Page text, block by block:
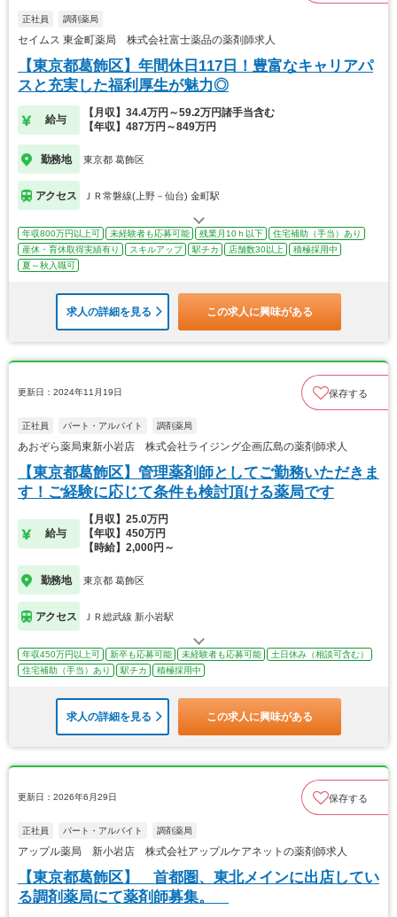
正社員 調剤薬局
セイムス 東金町薬局 株式会社富士薬品の薬剤師求人
【東京都葛飾区】年間休日117日！豊富なキャリアパ
スと充実した福利厚生が魅力◎
給与
【月収】34.4万円～59.2万円諸手当含む
【年収】487万円～849万円
勤務地 東京都 葛飾区
アクセス ＪＲ常磐線(上野－仙台) 金町駅
年収800万円以上可 未経験者も応募可能 残業月10ｈ以下
住宅補助（手当）あり
産休・育休取得実績有り
スキルアップ 駅チカ 店舗数30以上
積極採用中
夏～秋入職可
求人の詳細を見る この求人に興味がある
更新日：2024年11月19日 保存する
正社員 パート・アルバイト 調剤薬局
あおぞら薬局東新小岩店 株式会社ライジング企画広島の薬剤師求人
【東京都葛飾区】管理薬剤師としてご勤務いただきま
す！ご経験に応じて条件も検討頂ける薬局です
給与
【月収】25.0万円
【年収】450万円
【時給】2,000円～
勤務地 東京都 葛飾区
アクセス ＪＲ総武線 新小岩駅
年収450万円以上可 新卒も応募可能 未経験者も応募可能
土日休み（相談可含む）
住宅補助（手当）あり
駅チカ 積極採用中
求人の詳細を見る この求人に興味がある
更新日：2026年6月29日 保存する
正社員 パート・アルバイト 調剤薬局
アップル薬局 新小岩店 株式会社アップルケアネットの薬剤師求人
【東京都葛飾区】 首都圏、東北メインに出店してい
る調剤薬局にて薬剤師募集。